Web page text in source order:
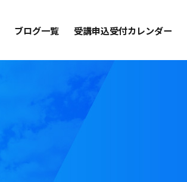
ブログ一覧 受講申込受付カレンダー